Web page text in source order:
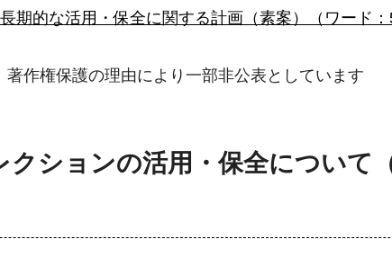
期的な活用・保全に関する計画（素案）（ワード：
作権保護の理由により一部非公表としています
クションの活用・保全について